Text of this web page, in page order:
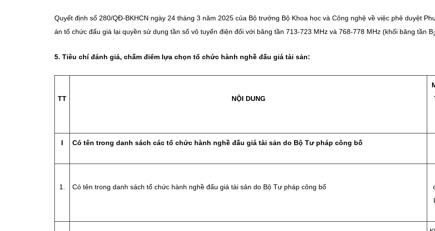
Quyết định số 280/QĐ-BKHCN ngày 24 tháng 3 năm 2025 của Bộ trưởng Bộ Khoa học và Công nghệ về việc phê duyệt
án tổ chức đấu giá lại quyền sử dụng tần số vô tuyến điện đối với băng tần 713-723 MHz và 768-778 MHz (khối băng tần B
5. Tiêu chí đánh giá, chấm điểm lựa chọn tổ chức hành nghề đấu giá tài sản:
TT NỘI DUNG
I Có tên trong danh sách các tổ chức hành nghề đấu giá tài sản do Bộ Tư pháp công bố
1. Có tên trong danh sách tổ chức hành nghề đấu giá tài sản do Bộ Tư pháp công bố